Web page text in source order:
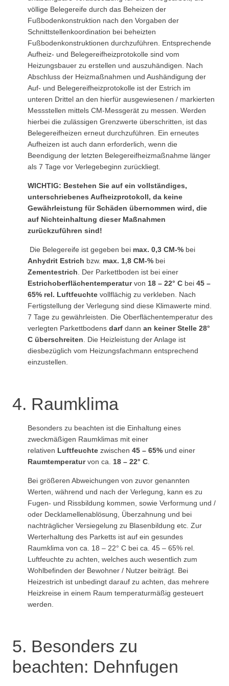
völlige Belegereife durch das Beheizen der
Fußbodenkonstruktion nach den Vorgaben der
Schnittstellenkoordination bei beheizten
Fußbodenkonstruktionen durchzuführen. Entsprechende
Aufheiz- und Belegereifheizprotokolle sind vom
Heizungsbauer zu erstellen und auszuhändigen. Nach
Abschluss der Heizmaßnahmen und Aushändigung der
Auf- und Belegereifheizprotokolle ist der Estrich im
unteren Drittel an den hierfür ausgewiesenen / markierten
Messstellen mittels CM-Messgerät zu messen. Werden
hierbei die zulässigen Grenzwerte überschritten, ist das
Belegereifheizen erneut durchzuführen. Ein erneutes
Aufheizen ist auch dann erforderlich, wenn die
Beendigung der letzten Belegereifheizmaßnahme länger
als 7 Tage vor Verlegebeginn zurückliegt.
WICHTIG: Bestehen Sie auf ein vollständiges,
unterschriebenes Aufheizprotokoll, da keine
Gewährleistung für Schäden übernommen wird, die
auf Nichteinhaltung dieser Maßnahmen
zurückzuführen sind!
Die Belegereife ist gegeben bei max. 0,3 CM-% bei
Anhydrit Estrich bzw. max. 1,8 CM-% bei
Zementestrich . Der Parkettboden ist bei einer
Estrichoberflächentemperaturvon 18 – 22° C bei 45 –
65% rel. Luftfeuchte vollflächig zu verkleben. Nach
Fertigstellung der Verlegung sind diese Klimawerte mind.
7 Tage zu gewährleisten. Die Oberflächentemperatur des
verlegten Parkettbodens darf dann an keiner Stelle 28°
C überschreiten . Die Heizleistung der Anlage ist
diesbezüglich vom Heizungsfachmann entsprechend
einzustellen.
4. Raumklima
Besonders zu beachten ist die Einhaltung eines
zweckmäßigen Raumklimas mit einer
relativen Luftfeuchte zwischen 45 – 65% und einer
Raumtemperaturvon ca. 18 – 22° C
Bei größeren Abweichungen von zuvor genannten
Werten, während und nach der Verlegung, kann es zu
Fugen- und Rissbildung kommen, sowie Verformung und /
oder Decklamellenablösung, Überzahnung und bei
nachträglicher Versiegelung zu Blasenbildung etc. Zur
Werterhaltung des Parketts ist auf ein gesundes
Raumklima von ca. 18 – 22° C bei ca. 45 – 65% rel.
Luftfeuchte zu achten, welches auch wesentlich zum
Wohlbefinden der Bewohner / Nutzer beiträgt. Bei
Heizestrich ist unbedingt darauf zu achten, das mehrere
Heizkreise in einem Raum temperaturmäßig gesteuert
werden.
5. Besonders zu
beachten: Dehnfugen